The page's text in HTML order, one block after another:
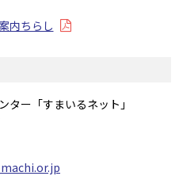
内ちらし
ー「すまいるネット」